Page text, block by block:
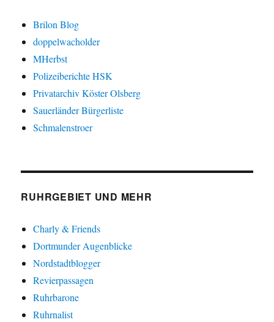
Brilon Blog
doppelwacholder
MHerbst
Polizeiberichte HSK
Privatarchiv Köster Olsberg
Sauerländer Bürgerliste
Schmalenstroer
RUHRGEBIET UND MEHR
Charly & Friends
Dortmunder Augenblicke
Nordstadtblogger
Revierpassagen
Ruhrbarone
Ruhrnalist